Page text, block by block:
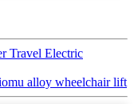
Travel Electric
alloy wheelchair lift